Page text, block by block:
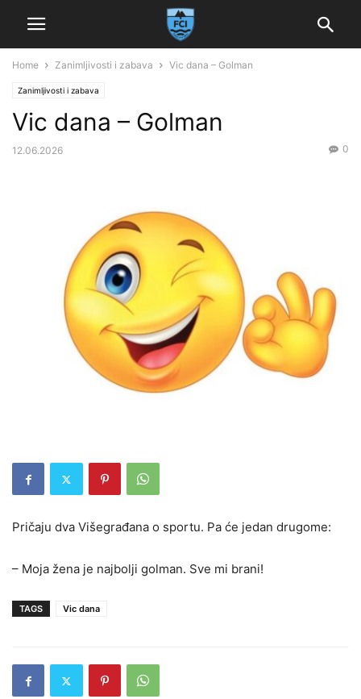
Home Zanimljivosti i zabava Vic dana – Golman
Zanimljivosti i zabava
Vic dana – Golman
12.06.2026 0
Pričaju dva Višegrađana o sportu. Pa će jedan drugome:
– Moja žena je najbolji golman. Sve mi brani!
TAGS Vic dana